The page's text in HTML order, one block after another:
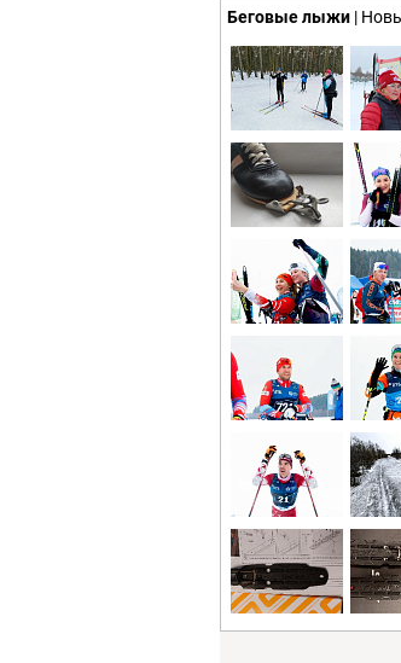
Беговые лыжи |